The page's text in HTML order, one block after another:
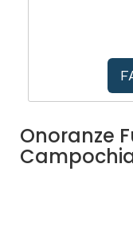
Onoranze